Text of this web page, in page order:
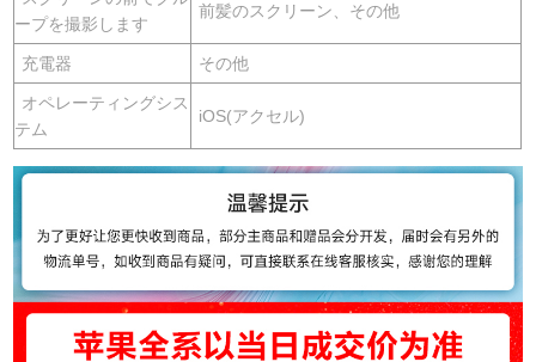
ープを撮影します
前髪のスクリーン、その他
充電器 その他
オペレーティングシス
テム
iOS(アクセル)